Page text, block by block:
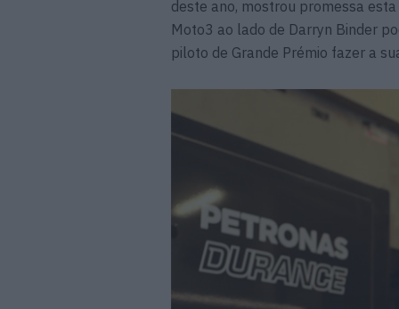
deste ano, mostrou promessa
Moto3 ao lado de Darryn Binder
piloto de Grande Prémio fazer a